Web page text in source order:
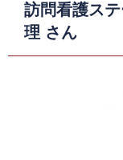
訪問看護ス
理 さん